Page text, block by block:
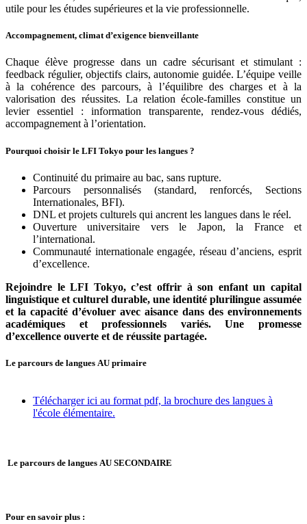
utile pour les études supérieures et la vie professionnelle.
Accompagnement, climat d’exigence bienveillante
Chaque élève progresse dans un cadre sécurisant et stimulant :
feedback régulier, objectifs clairs, autonomie guidée. L’équipe veille
à la cohérence des parcours, à l’équilibre des charges et à la
valorisation des réussites. La relation école-familles constitue un
levier essentiel : information transparente, rendez-vous dédiés,
accompagnement à l’orientation.
Pourquoi choisir le LFI Tokyo pour les langues ?
Continuité du primaire au bac, sans rupture.
Parcours personnalisés (standard, renforcés, Sections
Internationales, BFI).
DNL et projets culturels qui ancrent les langues dans le réel.
Ouverture universitaire vers le Japon, la France et
l’international.
Communauté internationale engagée, réseau d’anciens, esprit
d’excellence.
Rejoindre le LFI Tokyo, c’est offrir à son enfant un capital
linguistique et culturel durable, une identité plurilingue assumée
et la capacité d’évoluer avec aisance dans des environnements
académiques et professionnels variés. Une promesse
d’excellence ouverte et de réussite partagée.
Le parcours de langues AU primaire
Télécharger ici au format pdf, la brochure des langues à
l'école élémentaire.
Le parcours de langues AU SECONDAIRE
Pour en savoir plus :